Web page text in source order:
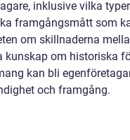
inklusive vilka
framgångsmått som
om skillnaderna
kunskap om historiska
kan bli
och framgång.